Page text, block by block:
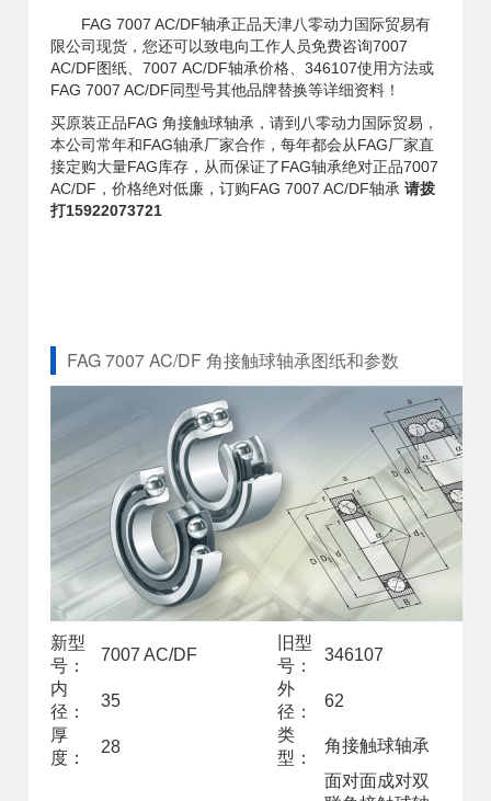
FAG 7007 AC/DF轴承正品天津八零动力国际贸易有
限公司现货，您还可以致电向工作人员免费咨询7007
AC/DF图纸、7007 AC/DF轴承价格、346107使用方法或
FAG 7007 AC/DF同型号其他品牌替换等详细资料！
买原装正品FAG 角接触球轴承，请到八零动力国际贸易，
本公司常年和FAG轴承厂家合作，每年都会从FAG厂家直
接定购大量FAG库存，从而保证了FAG轴承绝对正品7007
AC/DF，价格绝对低廉，订购FAG 7007 AC/DF轴承请拨
打15922073721
FAG 7007 AC/DF 角接触球轴承图纸和参数
新型
号：
7007 AC/DF
旧型
号：
346107
内
径：
35
外
径：
62
厚
度：
28
类
型：
角接触球轴承
面对面成对双